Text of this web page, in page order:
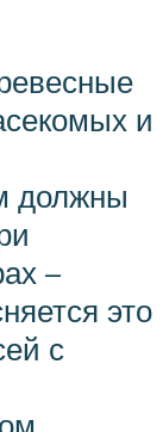
и
должны
–
это
с